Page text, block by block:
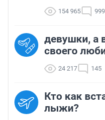
154 965 999
девушки, а
своего
24 217 145
Кто как
лыжи?